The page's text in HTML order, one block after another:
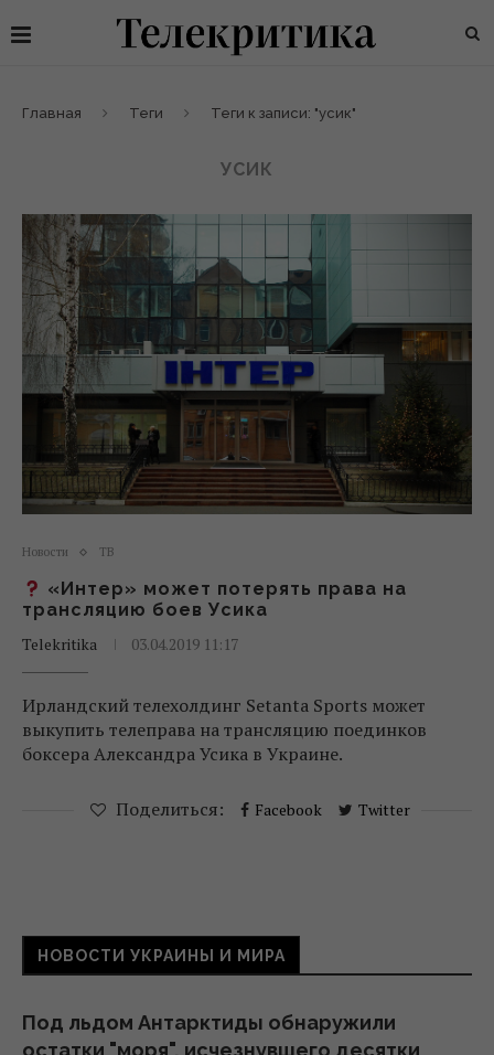
Главная Теги Теги к записи: "усик"
УСИК
Новости ТВ
«Интер» может потерять права на
трансляцию боев Усика
Telekritika
03.04.2019 11:17
Ирландский телехолдинг Setanta Sports может
выкупить телеправа на трансляцию поединков
боксера Александра Усика в Украине.
Поделиться: Facebook Twitter
НОВОСТИ УКРАИНЫ И МИРА
Под льдом Антарктиды обнаружили
остатки "моря", исчезнувшего десятки